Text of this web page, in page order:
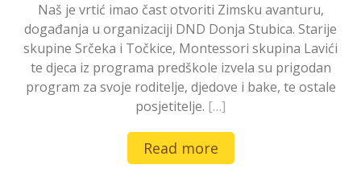
Naš je vrtić imao čast otvoriti Zimsku avanturu,
događanja u organizaciji DND Donja Stubica. Starije
skupine Srčeka i Točkice, Montessori skupina Lavići
te djeca iz programa predškole izvela su prigodan
program za svoje roditelje, djedove i bake, te ostale
posjetitelje. […]
Read more